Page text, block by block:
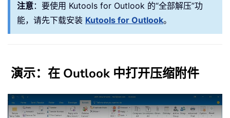
注意： 要使用 Kutools for Outlook 的“全部解压”功
能，请先下载安装 Kutools for Outlook。
演示：在 Outlook 中打开压缩附件